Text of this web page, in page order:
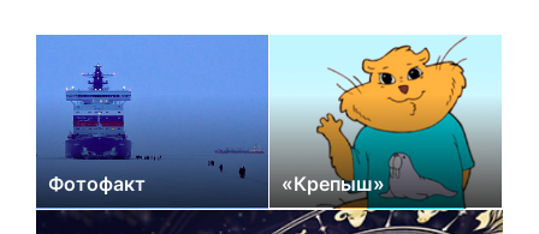
Фотофакт «Крепыш»